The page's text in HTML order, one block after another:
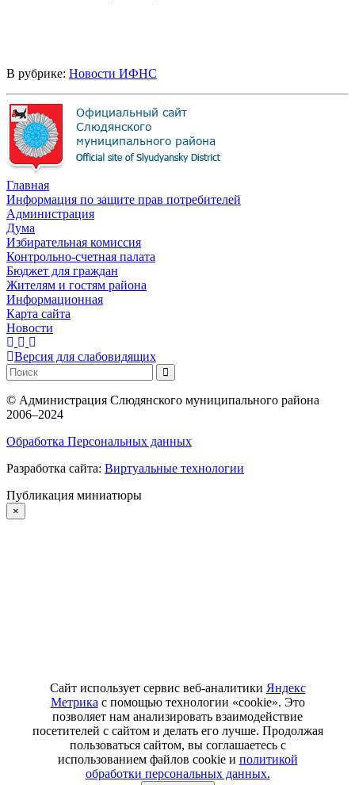
В рубрике: Новости ИФНС
Главная
Информация по защите прав потребителей
Администрация
Дума
Избирательная комиссия
Контрольно-счетная палата
Бюджет для граждан
Жителям и гостям района
Информационная
Карта сайта
Новости
Версия для слабовидящих
© Администрация Слюдянского муниципального района
2006–2024
Обработка Персональных данных
Разработка сайта: Виртуальные технологии
Публикация миниатюры
×
Сайт использует сервис веб-аналитики Яндекс
Метрика с помощью технологии «cookie». Это
позволяет нам анализировать взаимодействие
посетителей с сайтом и делать его лучше. Продолжая
пользоваться сайтом, вы соглашаетесь с
использованием файлов cookie и политикой
обработки персональных данных.